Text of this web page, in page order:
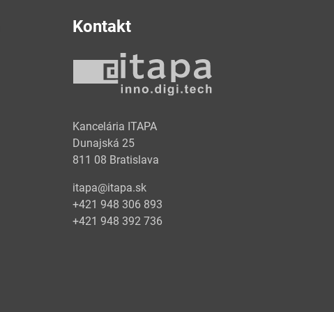
Kontakt
Kancelária ITAPA
Dunajská 25
811 08 Bratislava
itapa@itapa.sk
+421 948 306 893
+421 948 392 736